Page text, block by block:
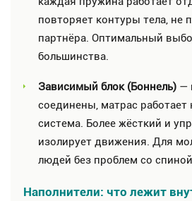
повторяет контуры тела, не
партнёра. Оптимальный
большинства.
Зависимый блок (Боннель) —
соединены, матрас работает
система. Более жёсткий и
изолирует движения. Для
людей без проблем со
Наполнители: что лежит